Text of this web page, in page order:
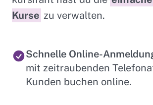
Kurse zu verwalten.
Schnelle Online-
mit zeitraubenden
Kunden buchen online.